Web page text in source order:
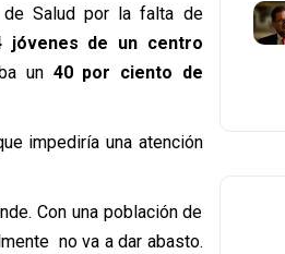
de Salud por la falta de
jóvenes de un centro
un 40 por ciento de
impediría una atención
Con una población de
no va a dar abasto.